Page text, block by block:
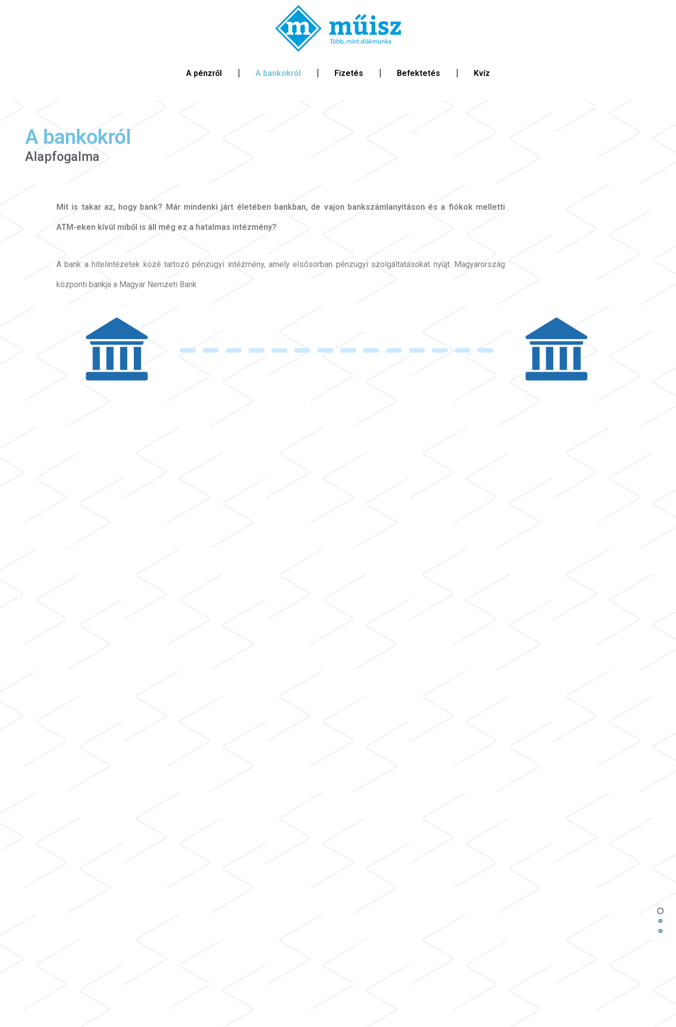
A pénzről A bankokról Fizetés Befektetés Kvíz
A bankokról
Alapfogalma
Mit is takar az, hogy bank? Már mindenki járt életében bankban, de vajon bankszámlanyitáson és a fiókok melletti
ATM-eken kívül miből is áll még ez a hatalmas intézmény?
A bank a hitelintézetek közé tartozó pénzügyi intézmény, amely elsősorban pénzügyi szolgáltatásokat nyújt. Magyarország
központi bankja a Magyar Nemzeti Bank